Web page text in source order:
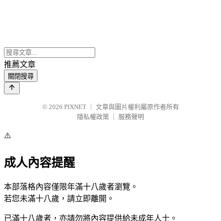
推薦文章
關閉搜尋
© 2026 PIXNET
文章與圖片權利屬原作者所有
隱私權政策
服務聲明
⚠️
成人內容提醒
本部落格內容僅限年滿十八歲者瀏覽。
若您未滿十八歲，請立即離開。
已滿十八歲者，亦請勿將內容提供給未成年人士。